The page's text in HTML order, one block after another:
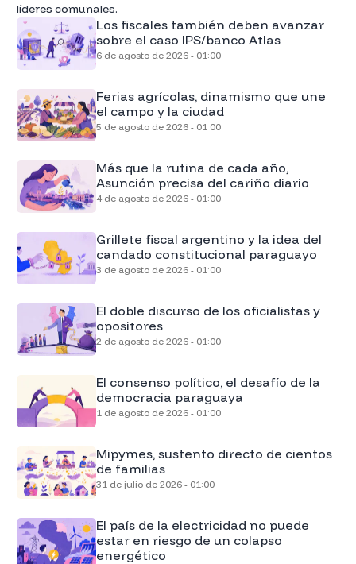
líderes comunales.
Los fiscales también deben avanzar
sobre el caso IPS/banco Atlas
6 de agosto de 2026 - 01:00
Ferias agrícolas, dinamismo que une
el campo y la ciudad
5 de agosto de 2026 - 01:00
Más que la rutina de cada año,
Asunción precisa del cariño diario
4 de agosto de 2026 - 01:00
Grillete fiscal argentino y la idea del
candado constitucional paraguayo
3 de agosto de 2026 - 01:00
El doble discurso de los oficialistas y
opositores
2 de agosto de 2026 - 01:00
El consenso político, el desafío de la
democracia paraguaya
1 de agosto de 2026 - 01:00
Mipymes, sustento directo de cientos
de familias
31 de julio de 2026 - 01:00
El país de la electricidad no puede
estar en riesgo de un colapso
energético